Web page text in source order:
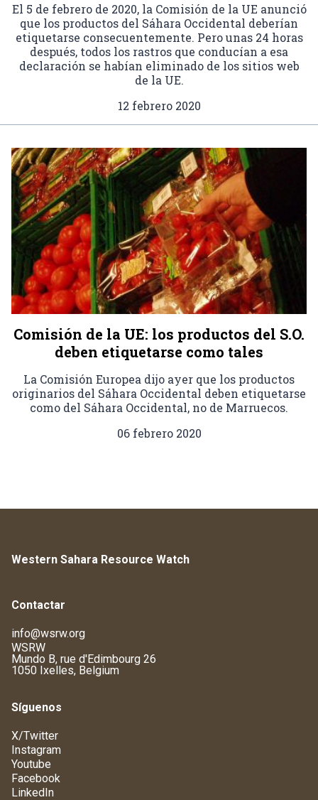
El 5 de febrero de 2020, la Comisión de la UE anunció
que los productos del Sáhara Occidental deberían
etiquetarse consecuentemente. Pero unas 24 horas
después, todos los rastros que conducían a esa
declaración se habían eliminado de los sitios web
de la UE.
12 febrero 2020
Comisión de la UE: los productos del S.O.
deben etiquetarse como tales
La Comisión Europea dijo ayer que los productos
originarios del Sáhara Occidental deben etiquetarse
como del Sáhara Occidental, no de Marruecos.
06 febrero 2020
Western Sahara Resource Watch
Contactar
info@wsrw.org
WSRW
Mundo B, rue d'Edimbourg 26
1050 Ixelles, Belgium
Síguenos
X/Twitter
Instagram
Youtube
Facebook
LinkedIn